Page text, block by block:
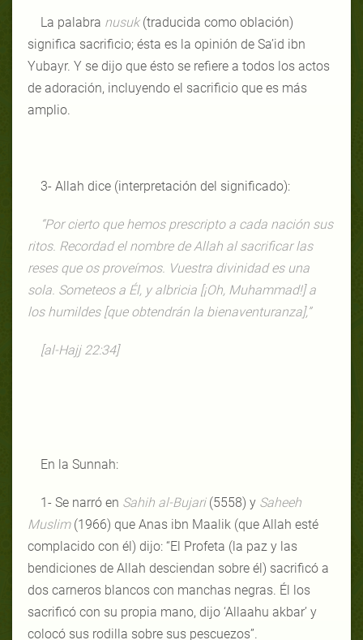
La palabra nusuk(traducida como oblación)
significa sacrificio; ésta es la opinión de Sa’id ibn
Yubayr. Y se dijo que ésto se refiere a todos los actos
de adoración, incluyendo el sacrificio que es más
amplio.
3- Allah dice (interpretación del significado):
“Por cierto que hemos prescripto a cada nación sus
ritos. Recordad el nombre de Allah al sacrificar las
reses que os proveímos. Vuestra divinidad es una
sola. Someteos a Él, y albricia [¡Oh, Muhammad!] a
los humildes [que obtendrán la bienaventuranza],”
[al-Hajj 22:34]
En la Sunnah:
1- Se narró en Sahih al-Bujari(5558) y Saheeh
Muslim(1966) que Anas ibn Maalik (que Allah esté
complacido con él) dijo: “El Profeta (la paz y las
bendiciones de Allah desciendan sobre él) sacrificó a
dos carneros blancos con manchas negras. Él los
sacrificó con su propia mano, dijo ‘Allaahu akbar’ y
colocó sus rodilla sobre sus pescuezos”.